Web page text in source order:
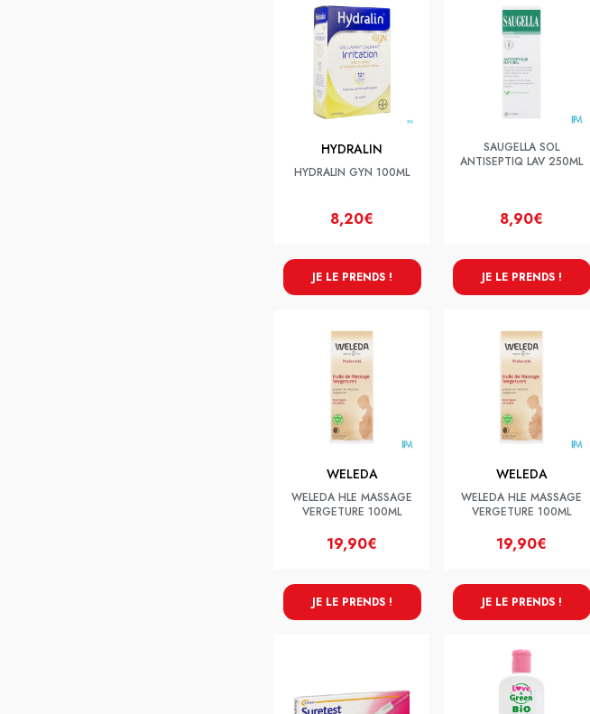
HYDRALIN
HYDRALIN GYN 100ML
8,20€
JE LE PRENDS !
SAUGELLA SOL
ANTISEPTIQ LAV 250ML
8,90€
JE LE PRENDS !
WELEDA
WELEDA HLE MASSAGE
VERGETURE 100ML
19,90€
JE LE PRENDS !
WELEDA
WELEDA HLE MASSAGE
VERGETURE 100ML
19,90€
JE LE PRENDS !